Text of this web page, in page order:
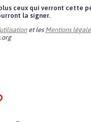
ceux qui verront cette
la signer.
et les Mentions